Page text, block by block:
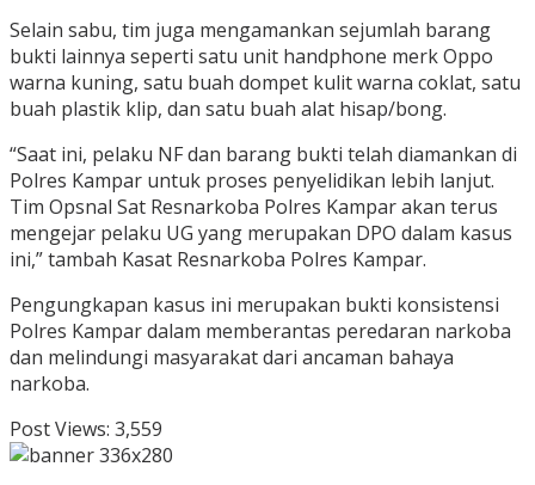
Selain sabu, tim juga mengamankan sejumlah barang
bukti lainnya seperti satu unit handphone merk Oppo
warna kuning, satu buah dompet kulit warna coklat, satu
buah plastik klip, dan satu buah alat hisap/bong.
“Saat ini, pelaku NF dan barang bukti telah diamankan di
Polres Kampar untuk proses penyelidikan lebih lanjut.
Tim Opsnal Sat Resnarkoba Polres Kampar akan terus
mengejar pelaku UG yang merupakan DPO dalam kasus
ini,” tambah Kasat Resnarkoba Polres Kampar.
Pengungkapan kasus ini merupakan bukti konsistensi
Polres Kampar dalam memberantas peredaran narkoba
dan melindungi masyarakat dari ancaman bahaya
narkoba.
Post Views: 3,559